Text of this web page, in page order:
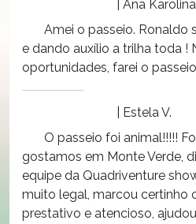
| Ana
Amei o passeio. Ronaldo
e dando auxílio a trilha toda !
oportunidades, farei o
| Estela V.
O passeio foi animal!!!!!
gostamos em Monte Verde,
equipe da Quadriventure
muito legal, marcou certinho
prestativo e atencioso,